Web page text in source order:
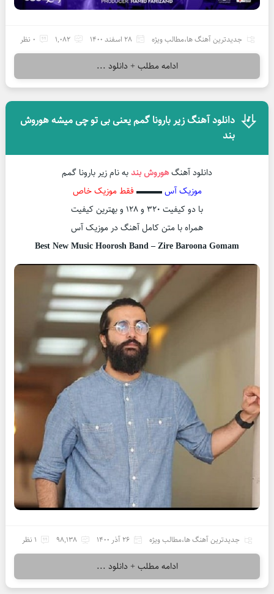
جدیدترین آهنگ ها،مطالب ویژه 28 اسفند 1400 1,082 0 نظر
ادامه مطلب + دانلود ...
دانلود آهنگ زیر بارونا گمم یعنی بی تو چی میشه هوروش
بند
دانلود آهنگهوروش بندبه نام زیر بارونا گمم
موزیک آس▬▬▬ فقط موزیک خاص
با دو کیفیت ۳۲۰ و ۱۲۸ و بهترین کیفیت
همراه با متن کامل آهنگ در موزیک آس
Best New Music Hoorosh Band – Zire Baroona Gomam
جدیدترین آهنگ ها،مطالب ویژه 26 آذر 1400 98,138 1 نظر
ادامه مطلب + دانلود ...